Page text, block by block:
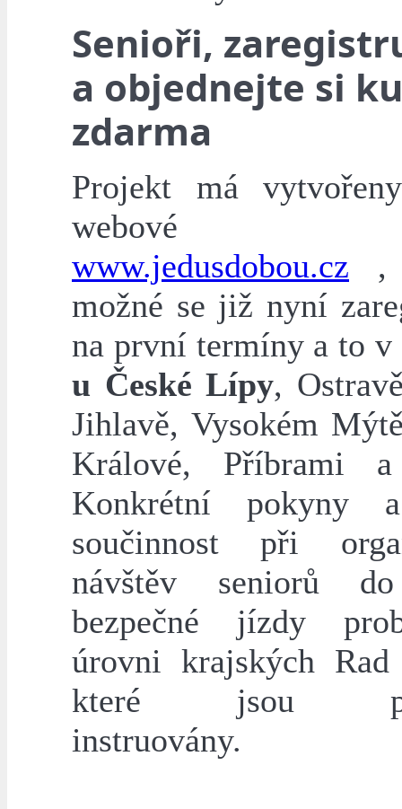
Senioři,
a objednejte si
zdarma
Projekt má
webové
www.jedusdobou.cz ,
možné se již nyní
na první termíny a to v
u České Lípy,
Jihlavě, Vysokém
Králové, Příbrami
Konkrétní pokyny
součinnost při
návštěv seniorů
bezpečné jízdy
úrovni krajských Rad
které jsou
instruovány.